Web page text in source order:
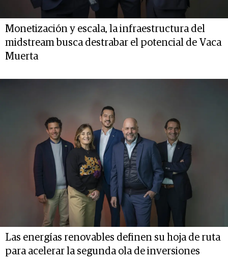
Monetización y escala, la infraestructura del
midstream busca destrabar el potencial de Vaca
Muerta
Las energías renovables definen su hoja de ruta
para acelerar la segunda ola de inversiones